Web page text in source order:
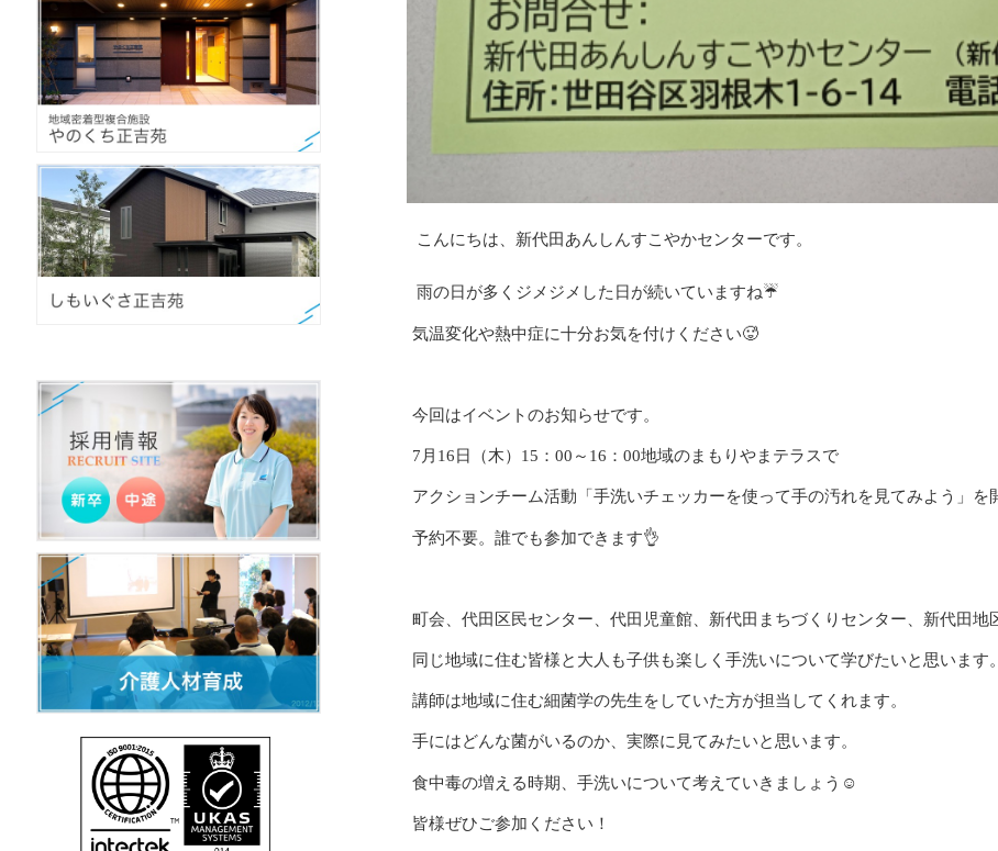
こんにちは、新代田あんしんすこやかセンターです。
雨の日が多くジメジメした日が続いていますね☔
気温変化や熱中症に十分お気を付けください🥵
今回はイベントのお知らせです。
7月 16 日（木） 15 ： 00 ～ 16 ： 00地域のまもりやまテラスで
アクションチーム活動「手洗いチェッカーを使って手の汚れを見てみよう」を
予約不要。誰でも参加できます👌
町会、代田区民センター、代田児童館、新代田まちづくりセンター、新代田地
同じ地域に住む皆様と大人も子供も楽しく手洗いについて学びたいと思います。
講師は地域に住む細菌学の先生をしていた方が担当してくれます。
手にはどんな菌がいるのか、実際に見てみたいと思います。
食中毒の増える時期、手洗いについて考えていきましょう ☺
皆様ぜひご参加ください！